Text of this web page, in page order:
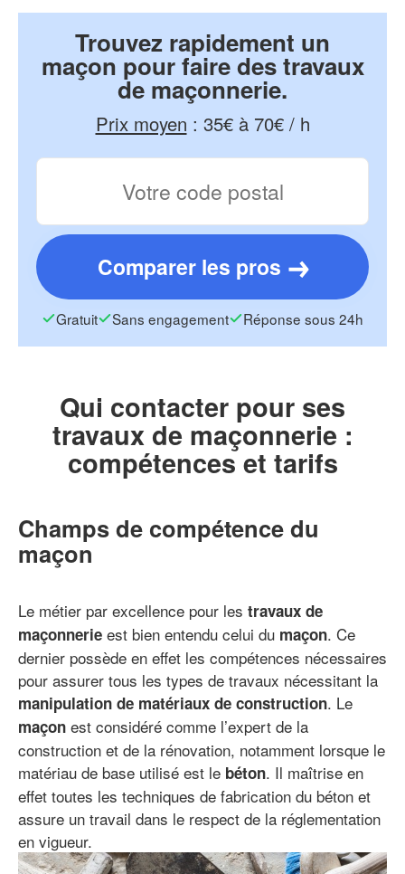
Trouvez rapidement un
maçon pour faire des travaux
de maçonnerie.
Prix moyen : 35€ à 70€ / h
Comparer les pros
Gratuit Sans engagement Réponse sous 24h
Qui contacter pour ses
travaux de maçonnerie :
compétences et tarifs
Champs de compétence du
maçon
Le métier par excellence pour les travaux de
maçonnerie est bien entendu celui du maçon. Ce
dernier possède en effet les compétences nécessaires
pour assurer tous les types de travaux nécessitant la
manipulation de matériaux de construction. Le
maçon est considéré comme l’expert de la
construction et de la rénovation, notamment lorsque le
matériau de base utilisé est le béton. Il maîtrise en
effet toutes les techniques de fabrication du béton et
assure un travail dans le respect de la réglementation
en vigueur.